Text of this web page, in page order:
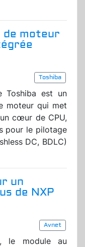
de moteur
Toshiba
Toshiba est un
moteur qui met
cœur de CPU,
pour le pilotage
DC, BDLC)
un
de NXP
Avnet
le module au